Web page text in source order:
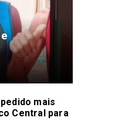
mais
Central para